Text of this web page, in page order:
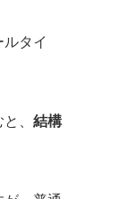
タイ
、 結構